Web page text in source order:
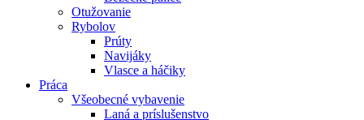
Otužovanie
Rybolov
Prúty
Navijáky
Vlasce a háčiky
Práca
Všeobecné vybavenie
Laná a príslušenstvo